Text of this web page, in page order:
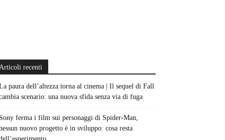
recenti
paura dell’altezza torna al cinema | Il sequel di Fall
scenario: una nuova sfida senza via di fuga
ferma i film sui personaggi di Spider-Man,
nuovo progetto è in sviluppo: cosa resta